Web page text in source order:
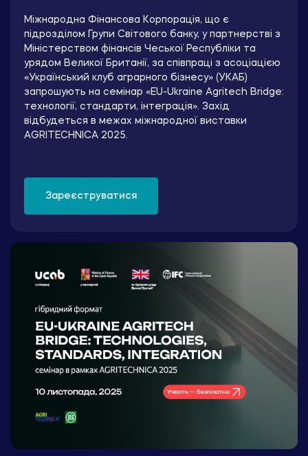
Міжнародна Фінансова Корпорація, що є
підрозділом Групи Світового банку, у партнерстві з
Міністерством фінансів Чеської Республіки та
урядом Великої Британії, за співпраці з асоціацією
«Український клуб аграрного бізнесу» (УКАБ)
запрошують на семінар «EU-Ukraine Agritech Bridge:
технології, стандарти, інтеграція». Захід
відбудеться в межах міжнародної виставки
AGRITECHNICA 2025.
Зареєструватися